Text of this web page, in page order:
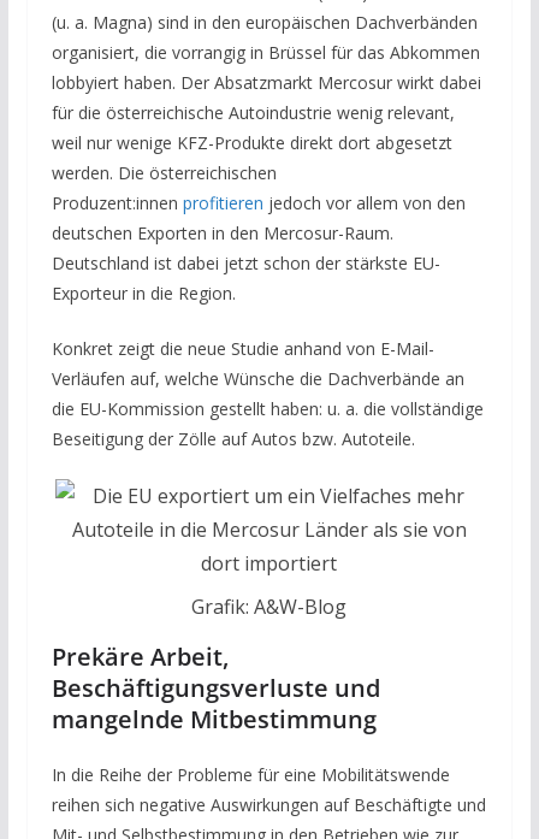
(u. a. Magna) sind in den europäischen Dachverbänden
organisiert, die vorrangig in Brüssel für das Abkommen
lobbyiert haben. Der Absatzmarkt Mercosur wirkt dabei
für die österreichische Autoindustrie wenig relevant,
weil nur wenige KFZ-Produkte direkt dort abgesetzt
werden. Die österreichischen
Produzent:innen profitieren jedoch vor allem von den
deutschen Exporten in den Mercosur-Raum.
Deutschland ist dabei jetzt schon der stärkste EU-
Exporteur in die Region.
Konkret zeigt die neue Studie anhand von E-Mail-
Verläufen auf, welche Wünsche die Dachverbände an
die EU-Kommission gestellt haben: u. a. die vollständige
Beseitigung der Zölle auf Autos bzw. Autoteile.
Grafik: A&W-Blog
Prekäre Arbeit,
Beschäftigungsverluste und
mangelnde Mitbestimmung
In die Reihe der Probleme für eine Mobilitätswende
reihen sich negative Auswirkungen auf Beschäftigte und